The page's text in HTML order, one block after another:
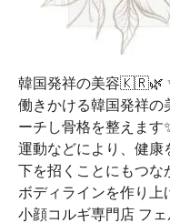
韓国発祥の美容🇰🇷🌿
働きかける韓国発祥の
ーチし骨格を整えます
運動などにより、健康
下を招くことにもつな
ボディラインを作り
小顔コルギ専門店 フ